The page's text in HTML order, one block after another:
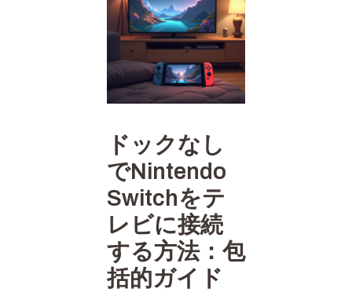
ドックなし
でNintendo
Switchをテ
レビに接続
する方法：包
括的ガイド